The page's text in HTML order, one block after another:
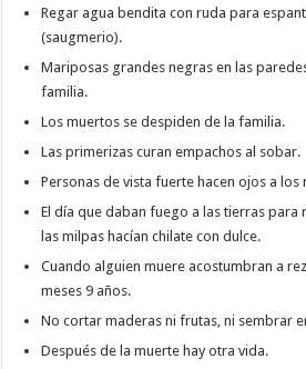
Regar agua bendita con ruda para
(saugmerio).
Mariposas grandes negras en las
familia.
Los muertos se despiden de la familia.
Las primerizas curan empachos al sobar.
Personas de vista fuerte hacen ojos a los
El día que daban fuego a las tierras para
las milpas hacían chilate con dulce.
Cuando alguien muere acostumbran a
meses 9 años.
No cortar maderas ni frutas, ni sembrar
Después de la muerte hay otra vida.